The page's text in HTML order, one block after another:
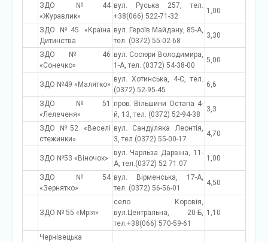
ЗДО №44
«Журавлик»
вул. Руська 257, тел.
+38(066) 522-71-32
1,00
ЗДО №45 «Країна
Дитинства
вул. Героїв Майдану, 85-А,
тел. (0372) 55-02-68
3,30
ЗДО № 46
«Сонечко»
вул. Сосюри Володимира,
1-А, тел. (0372) 54-38-00
5,00
ЗДО №49 «Малятко»
вул. Хотинська, 4-С, тел.
(0372) 52-95-45
6,6
ЗДО №51
«Лелеченя»
пров. Вільшини Остапа 4-
й, 13, тел. (0372) 52-94-38
3,3
ЗДО №52 «Веселі
стежинки»
вул. Сандуляка Леонтія,
3, тел.(0372) 55-00-17
4,70
ЗДО №53 «Віночок»
вул. Чарльза Дарвіна, 11-
А, тел.(0372) 52 71 07
1,00
ЗДО №54
«Зернятко»
вул. Вірменська, 17-А,
тел. (0372) 56-56-01
4,50
ЗДО № 55 «Мрія»
село Коровія,
вул.Центральна, 20-Б,
тел.+38(066) 570-59-61
1,10
Чернівецька